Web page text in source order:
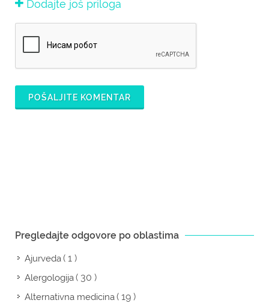
Dodajte još priloga
POŠALJITE KOMENTAR
Pregledajte odgovore po oblastima
Ajurveda( 1 )
Alergologija( 30 )
Alternativna medicina( 19 )